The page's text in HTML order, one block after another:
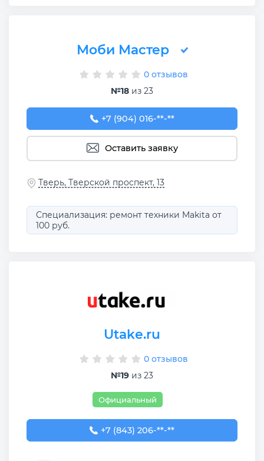
Моби Мастер
0 отзывов
№18 из 23
+7 (904) 016-18-94
+7 (904) 016-**-**
Оставить заявку
Тверь, Тверской проспект, 13
Специализация: ремонт техники Makita от
100 руб.
Utake.ru
0 отзывов
№19 из 23
Официальный
+7 (843) 206-03-65
+7 (843) 206-**-**